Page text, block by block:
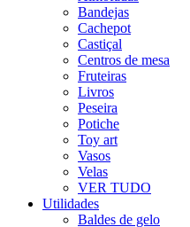
Bandejas
Cachepot
Castiçal
Centros de mesa
Fruteiras
Livros
Peseira
Potiche
Toy art
Vasos
Velas
VER TUDO
Utilidades
Baldes de gelo